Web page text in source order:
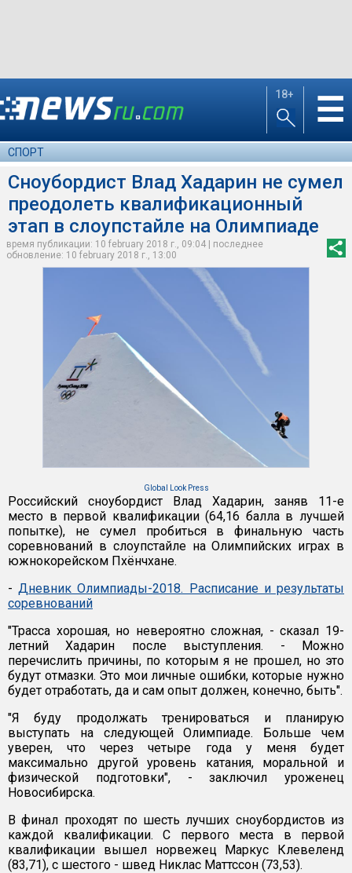
18+ ☰
СПОРТ
Сноубордист Влад Хадарин не сумел
преодолеть квалификационный
этап в слоупстайле на Олимпиаде
время публикации: 10 february 2018 г., 09:04 | последнее
обновление: 10 february 2018 г., 13:00
Global Look Press
Российский сноубордист Влад Хадарин, заняв 11-е
место в первой квалификации (64,16 балла в лучшей
попытке), не сумел пробиться в финальную часть
соревнований в слоупстайле на Олимпийских играх в
южнокорейском Пхёнчхане.
- Дневник Олимпиады-2018. Расписание и результаты
соревнований
"Трасса хорошая, но невероятно сложная, - сказал 19-
летний Хадарин после выступления. - Можно
перечислить причины, по которым я не прошел, но это
будут отмазки. Это мои личные ошибки, которые нужно
будет отработать, да и сам опыт должен, конечно, быть".
"Я буду продолжать тренироваться и планирую
выступать на следующей Олимпиаде. Больше чем
уверен, что через четыре года у меня будет
максимально другой уровень катания, моральной и
физической подготовки", - заключил уроженец
Новосибирска.
В финал проходят по шесть лучших сноубордистов из
каждой квалификации. С первого места в первой
квалификации вышел норвежец Маркус Клевеленд
(83,71), с шестого - швед Никлас Маттссон (73,53).